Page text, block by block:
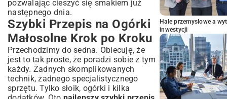
pozwalając cieszyć się smakiem już
następnego dnia.
Szybki Przepis na Ogórki
Małosolne Krok po Kroku
Przechodzimy do sedna. Obiecuję, że
jest to tak proste, że poradzi sobie z tym
każdy. Żadnych skomplikowanych
technik, żadnego specjalistycznego
sprzętu. Tylko słoik, ogórki i kilka
Hale przemysłowe a
inwestycji